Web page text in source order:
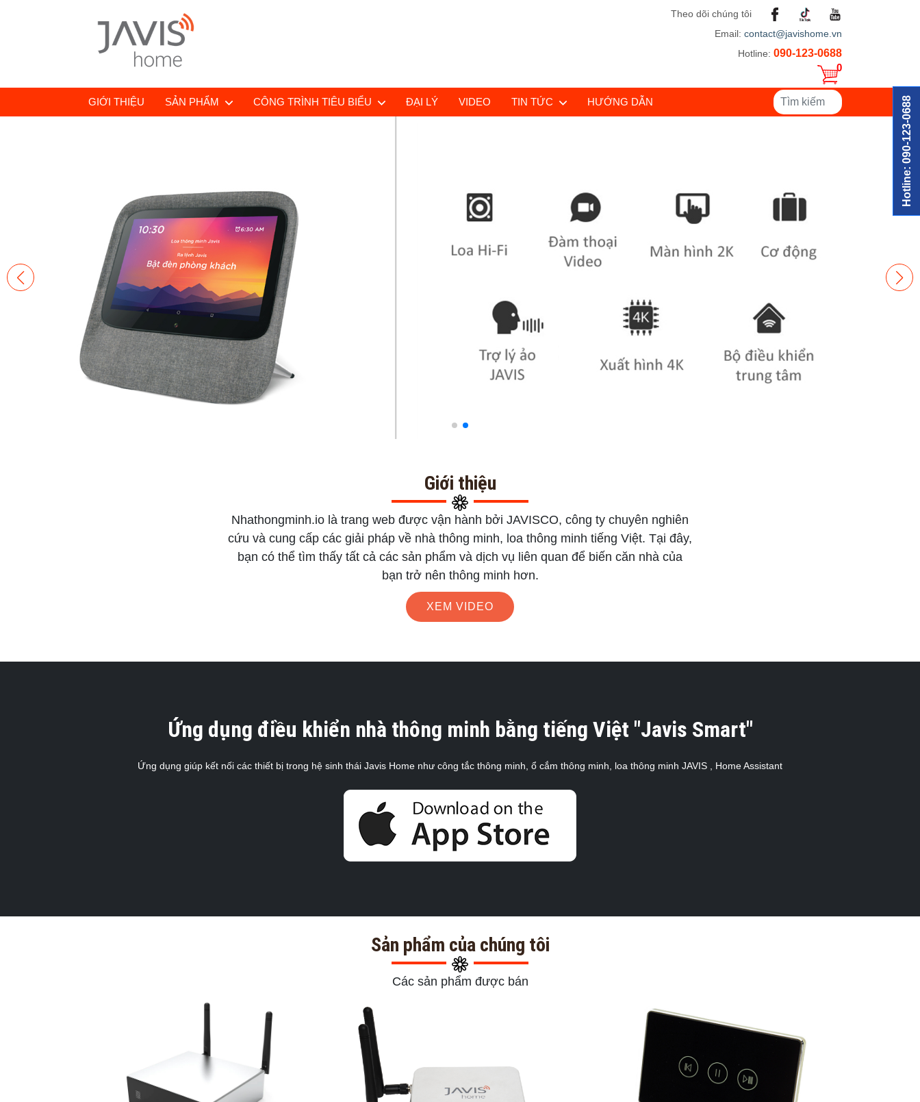
Hotline: 090-123-0688
Theo dõi chúng tôi
Email: contact@javishome.vn
Hotline: 090-123-0688
0
GIỚI THIỆU SẢN PHẨM CÔNG TRÌNH TIÊU BIỂU ĐẠI LÝ VIDEO TIN TỨC HƯỚNG DẪN
Giới thiệu
Nhathongminh.io là trang web được vận hành bởi JAVISCO, công ty chuyên nghiên
cứu và cung cấp các giải pháp về nhà thông minh, loa thông minh tiếng Việt. Tại đây,
bạn có thể tìm thấy tất cả các sản phẩm và dịch vụ liên quan để biến căn nhà của
bạn trở nên thông minh hơn.
XEM VIDEO
Ứng dụng điều khiển nhà thông minh bằng tiếng Việt "Javis Smart"
Ứng dụng giúp kết nối các thiết bị trong hệ sinh thái Javis Home như công tắc thông minh, ổ cắm thông minh, loa thông minh JAVIS , Home Assistant
Sản phẩm của chúng tôi
Các sản phẩm được bán